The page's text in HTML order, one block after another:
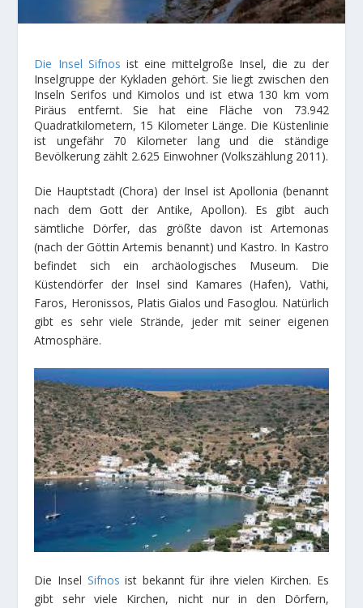
Die Insel Sifnos ist eine mittelgroße Insel, die zu der
Inselgruppe der Kykladen gehört. Sie liegt zwischen den
Inseln Serifos und Kimolos und ist etwa 130 km vom
Piräus entfernt. Sie hat eine Fläche von 73.942
Quadratkilometern, 15 Kilometer Länge. Die Küstenlinie
ist ungefähr 70 Kilometer lang und die ständige
Bevölkerung zählt 2.625 Einwohner (Volkszählung 2011).
Die Hauptstadt (Chora) der Insel ist Apollonia (benannt
nach dem Gott der Antike, Apollon). Es gibt auch
sämtliche Dörfer, das größte davon ist Artemonas
(nach der Göttin Artemis benannt) und Kastro. In Kastro
befindet sich ein archäologisches Museum. Die
Küstendörfer der Insel sind Kamares (Hafen), Vathi,
Faros, Heronissos, Platis Gialos und Fasoglou. Natürlich
gibt es sehr viele Strände, jeder mit seiner eigenen
Atmosphäre.
Die Insel Sifnos ist bekannt für ihre vielen Kirchen. Es
gibt sehr viele Kirchen, nicht nur in den Dörfern,